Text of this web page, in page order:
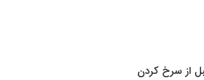
سرخ کردن